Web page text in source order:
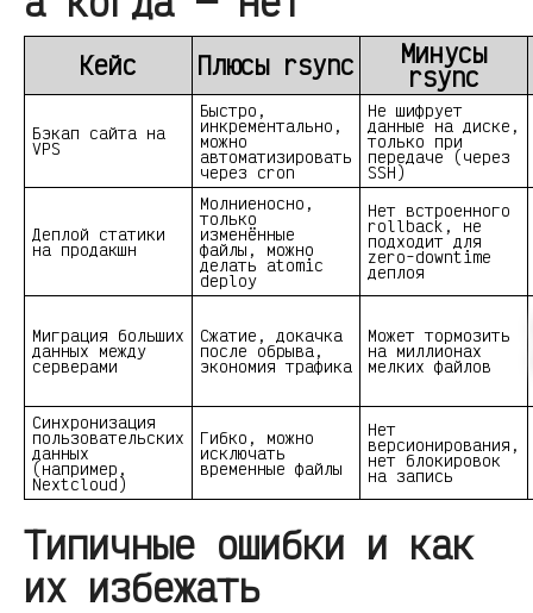
Кейс Плюсы rsync Минусы
rsync
Бэкап сайта на
VPS
Быстро,
инкрементально,
можно
автоматизировать
через cron
Не шифрует
данные на диске,
только при
передаче (через
SSH)
Деплой статики
на продакшн
Молниеносно,
только
изменённые
файлы, можно
делать atomic
deploy
Нет встроенного
rollback, не
подходит для
zero-downtime
деплоя
Миграция больших
данных между
серверами
Сжатие, докачка
после обрыва,
экономия трафика
Может тормозить
на миллионах
мелких файлов
Синхронизация
пользовательских
данных
(например,
Nextcloud)
Гибко, можно
исключать
временные файлы
Нет
версионирования,
нет блокировок
на запись
Типичные ошибки и как
их избежать